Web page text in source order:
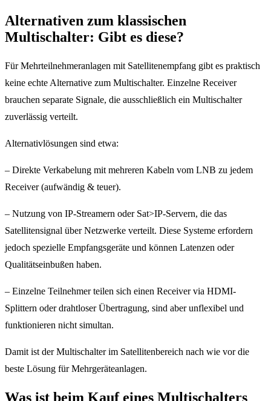
Alternativen zum klassischen
Multischalter: Gibt es diese?
Für Mehrteilnehmeranlagen mit Satellitenempfang gibt es praktisch
keine echte Alternative zum Multischalter. Einzelne Receiver
brauchen separate Signale, die ausschließlich ein Multischalter
zuverlässig verteilt.
Alternativlösungen sind etwa:
– Direkte Verkabelung mit mehreren Kabeln vom LNB zu jedem
Receiver (aufwändig & teuer).
– Nutzung von IP-Streamern oder Sat>IP-Servern, die das
Satellitensignal über Netzwerke verteilt. Diese Systeme erfordern
jedoch spezielle Empfangsgeräte und können Latenzen oder
Qualitätseinbußen haben.
– Einzelne Teilnehmer teilen sich einen Receiver via HDMI-
Splittern oder drahtloser Übertragung, sind aber unflexibel und
funktionieren nicht simultan.
Damit ist der Multischalter im Satellitenbereich nach wie vor die
beste Lösung für Mehrgeräteanlagen.
Was ist beim Kauf eines Multischalters